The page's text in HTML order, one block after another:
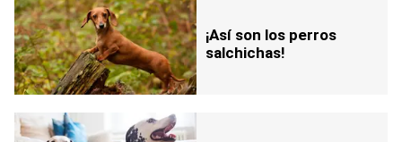
¡Así son los perros
salchichas!